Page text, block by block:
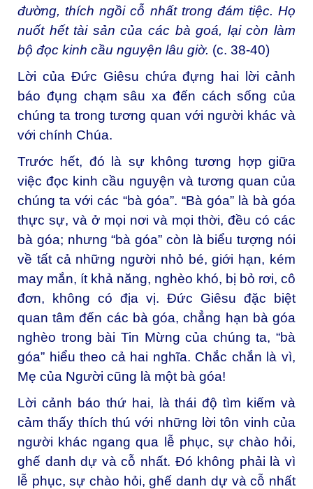
đường, thích ngồi cỗ nhất trong đám tiệc. Họ
nuốt hết tài sản của các bà goá, lại còn làm
bộ đọc kinh cầu nguyện lâu giờ. (c. 38-40)
Lời của Đức Giêsu chứa đựng hai lời cảnh
báo đụng chạm sâu xa đến cách sống của
chúng ta trong tương quan với người khác và
với chính Chúa.
Trước hết, đó là sự không tương hợp giữa
việc đọc kinh cầu nguyện và tương quan của
chúng ta với các “bà góa”. “Bà góa” là bà góa
thực sự, và ở mọi nơi và mọi thời, đều có các
bà góa; nhưng “bà góa” còn là biểu tượng nói
về tất cả những người nhỏ bé, giới hạn, kém
may mắn, ít khả năng, nghèo khó, bị bỏ rơi, cô
đơn, không có địa vị. Đức Giêsu đặc biệt
quan tâm đến các bà góa, chẳng hạn bà góa
nghèo trong bài Tin Mừng của chúng ta, “bà
góa” hiểu theo cả hai nghĩa. Chắc chắn là vì,
Mẹ của Người cũng là một bà góa!
Lời cảnh báo thứ hai, là thái độ tìm kiếm và
cảm thấy thích thú với những lời tôn vinh của
người khác ngang qua lễ phục, sự chào hỏi,
ghế danh dự và cỗ nhất. Đó không phải là vì
lễ phục, sự chào hỏi, ghế danh dự và cỗ nhất